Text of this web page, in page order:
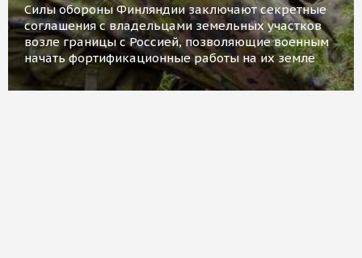
Силы обороны Финляндии заключают секретные
соглашения с владельцами земельных участков
возле границы с Россией, позволяющие военным
начать фортификационные работы на их земле